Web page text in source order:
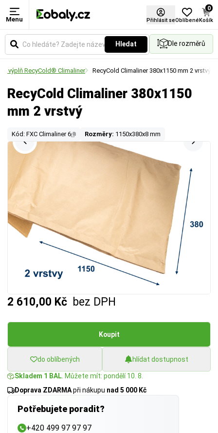
Menu Přihlásit seOblíbené
0
Košík
Hledat Dle rozměrů
výplň RecyCold® Climaliner RecyCold Climaliner 380x1150 mm 2 vrstvý
RecyCold Climaliner 380x1150
mm 2 vrstvý
Kód: FXC Climaliner 6 Rozměry: 1150x380x8 mm
2 610,00 Kč bez DPH
Koupit
do oblíbených hlídat dostupnost
Skladem 1 BAL . Můžete mít: pondělí 10. 8.
Doprava ZDARMApři nákupu nad 5 000 Kč
Potřebujete poradit?
+420 499 97 97 97